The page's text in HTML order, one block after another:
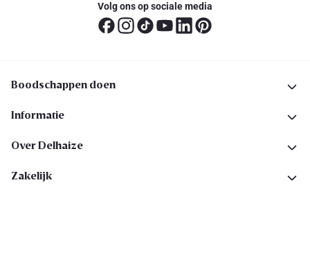
Volg ons op sociale media
Boodschappen doen
Informatie
Over Delhaize
Zakelijk